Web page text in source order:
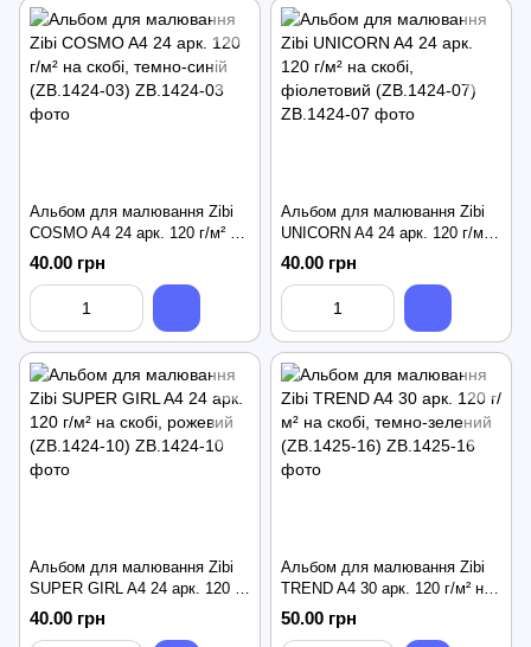
Альбом для малювання Zibi
COSMO A4 24 арк. 120 г/м² на
скобі, темно-синій (ZB.1424-
40.00 грн
Альбом для малювання Zibi
UNICORN A4 24 арк. 120 г/м²
на скобі, фіолетовий
(ZB.1424-07)
40.00 грн
Альбом для малювання Zibi
SUPER GIRL A4 24 арк. 120 г/
м² на скобі, рожевий (ZB.1424-
10)
40.00 грн
Альбом для малювання Zibi
TREND A4 30 арк. 120 г/м² на
скобі, темно-зелений
(ZB.1425-16)
50.00 грн